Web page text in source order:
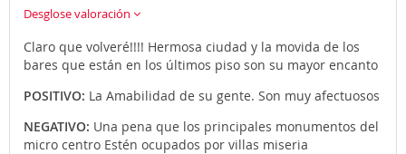
Desglose valoración
Claro que volveré!!!! Hermosa ciudad y la movida de los
bares que están en los últimos piso son su mayor encanto
POSITIVO: La Amabilidad de su gente. Son muy afectuosos
NEGATIVO: Una pena que los principales monumentos del
micro centro Estén ocupados por villas miseria